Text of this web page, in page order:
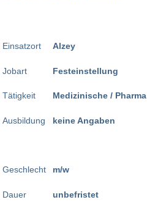
Einsatzort
Jobart
Tätigkeit
Ausbildung
Geschlecht
Dauer
Alzey
Festeinstellung
Medizinische / Pharma
keine Angaben
m/w
unbefristet